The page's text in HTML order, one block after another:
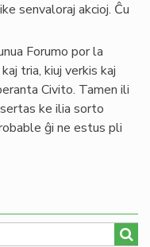
senvaloraj akcioj. Ĉu
Forumo por la
tria, kiuj verkis kaj
Civito. Tamen ili
ke ilia sorto
ĝi ne estus pli